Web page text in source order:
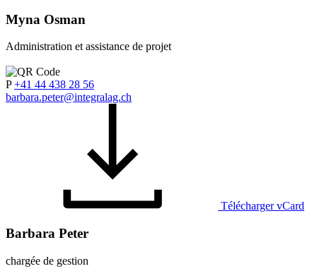
Myna Osman
Administration et assistance de projet
P +41 44 438 28 56
barbara.peter@integralag.ch
Télécharger vCard
Barbara Peter
chargée de gestion